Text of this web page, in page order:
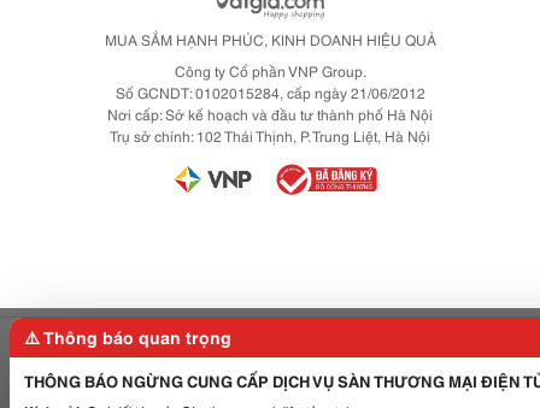
Gọi điện Gửi tin nhắn
MUA SẮM HẠNH PHÚC, KINH DOANH HIỆU QUẢ
Công ty Cổ phần VNP Group.
Số GCNDT: 0102015284, cấp ngày 21/06/2012
Nơi cấp: Sở kế hoạch và đầu tư thành phố Hà Nội
Trụ sở chính: 102 Thái Thịnh, P. Trung Liệt, Hà Nội
⚠️ Thông báo quan trọng
THÔNG BÁO NGỪNG CUNG CẤP DỊCH VỤ SÀN THƯƠNG MẠI ĐIỆN